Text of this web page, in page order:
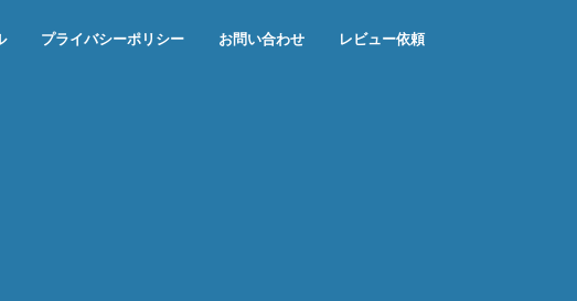
プライバシーポリシー お問い合わせ レビュー依頼